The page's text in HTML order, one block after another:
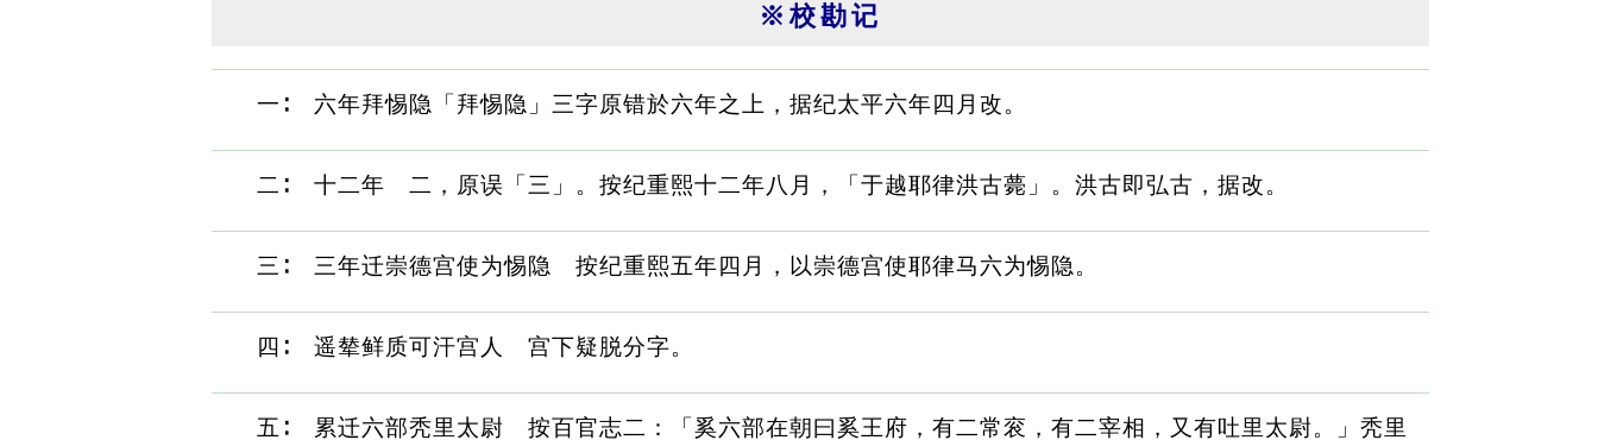
※校勘记
一∶ 六年拜惕隐「拜惕隐」三字原错於六年之上，据纪太平六年四月改。
二∶ 十二年 二，原误「三」。按纪重熙十二年八月，「于越耶律洪古薨」。洪古即弘古，据改。
三∶ 三年迁崇德宫使为惕隐 按纪重熙五年四月，以崇德宫使耶律马六为惕隐。
四∶ 遥辇鲜质可汗宫人 宫下疑脱分字。
五∶ 累迁六部秃里太尉 按百官志二：「奚六部在朝曰奚王府，有二常衮，有二宰相，又有吐里太尉。」秃里